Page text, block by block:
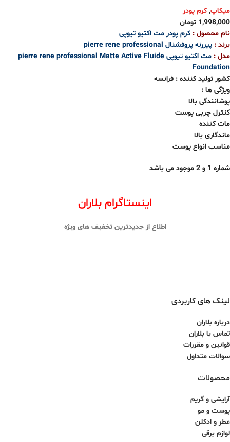
میکاپ, کرم پودر
1,998,000 تومان
نام محصول : کرم پودر مت اکتیو تیوپی
برند : پیررنه پروفشنال pierre rene professional
مدل :
مت اکتیو تیوپی pierre rene professional Matte Active Fluide
Foundation
کشور تولید کننده : فرانسه
ویژگی ها :
پوشانندگی بالا
کنترل چربی پوست
مات کننده
ماندگاری بالا
مناسب انواع پوست
شماره 1 و 2 موجود می باشد
اینستاگرام بلاران
اطلاع از جدیدترین تخفیف های ویژه
لینک های کاربردی
درباره بلاران
تماس با بلاران
قوانین و مقررات
سوالات متداول
محصولات
آرایشی و گریم
پوست و مو
عطر و ادکلن
لوازم برقی